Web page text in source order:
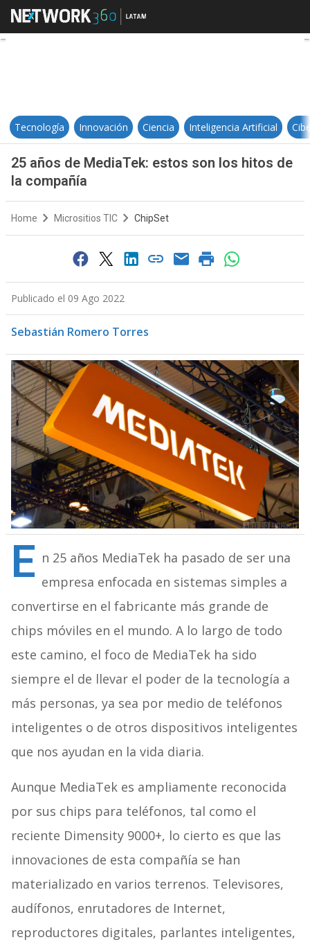
25 años de MediaTek: estos son
Tecnología Innovación Ciencia Inteligencia Artificial
25 años de MediaTek: estos son los hitos de
la compañía
Home Micrositios TIC ChipSet
Publicado el 09 Ago 2022
Sebastián Romero Torres
E n 25 años MediaTek ha pasado de ser una
empresa enfocada en sistemas simples a
convertirse en el fabricante más grande de
chips móviles en el mundo. A lo largo de todo
este camino, el foco de MediaTek ha sido
siempre el de llevar el poder de la tecnología a
más personas, ya sea por medio de teléfonos
inteligentes o de otros dispositivos inteligentes
que nos ayudan en la vida diaria.
Aunque MediaTek es ampliamente reconocida
por sus chips para teléfonos, tal como el
reciente Dimensity 9000+, lo cierto es que las
innovaciones de esta compañía se han
materializado en varios terrenos. Televisores,
audífonos, enrutadores de Internet,
reproductores digitales, parlantes inteligentes,